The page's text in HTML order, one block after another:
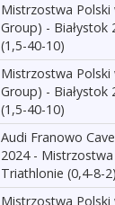
Mistrzostwa
Group) -
(1,5-40-10)
Mistrzostwa
Group) -
(1,5-40-10)
Audi Franowo
2024 -
Triathlonie (0,4-8-
Mistrzostwa